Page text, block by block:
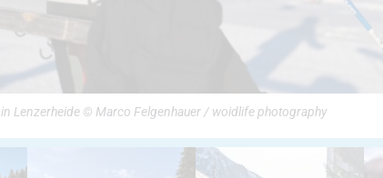
Lenzerheide © Marco Felgenhauer / woidlife photography